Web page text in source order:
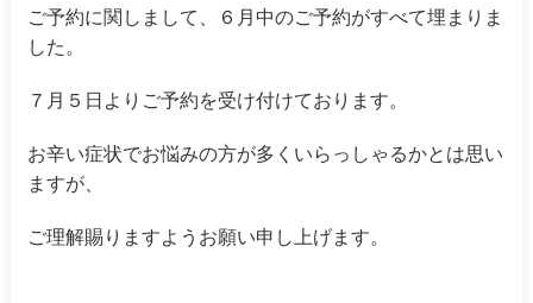
ご予約に関しまして、６月中のご予約がすべて埋まりま
した。
７月５日よりご予約を受け付けております。
お辛い症状でお悩みの方が多くいらっしゃるかとは思い
ますが、
ご理解賜りますようお願い申し上げます。